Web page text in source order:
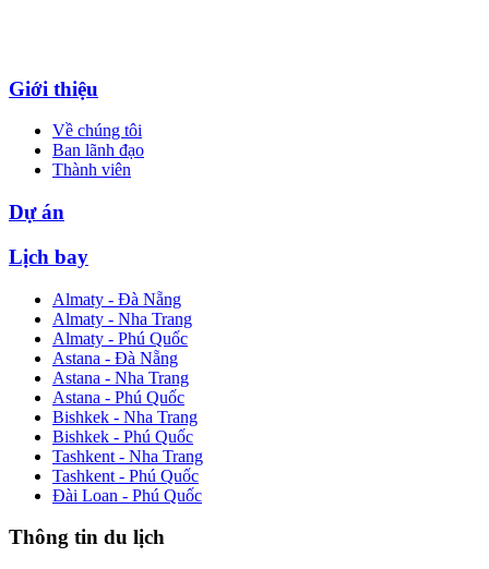
Giới thiệu
Về chúng tôi
Ban lãnh đạo
Thành viên
Dự án
Lịch bay
Almaty - Đà Nẵng
Almaty - Nha Trang
Almaty - Phú Quốc
Astana - Đà Nẵng
Astana - Nha Trang
Astana - Phú Quốc
Bishkek - Nha Trang
Bishkek - Phú Quốc
Tashkent - Nha Trang
Tashkent - Phú Quốc
Đài Loan - Phú Quốc
Thông tin du lịch